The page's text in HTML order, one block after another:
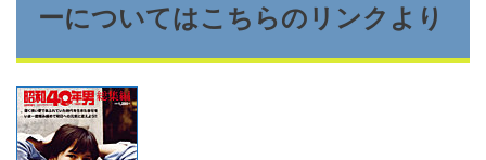
ーについてはこちらのリンクより